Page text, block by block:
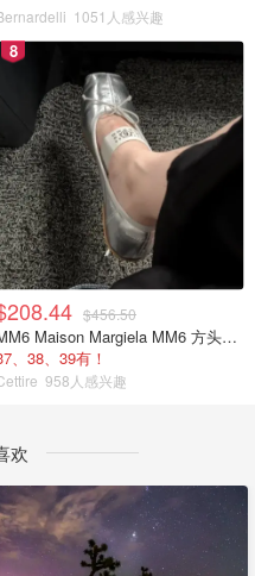
1051人感兴趣
8
$456.50
MM6 Maison Margiela MM6 方头蝴蝶结芭蕾鞋
、38、39有！
958人感兴趣
欢